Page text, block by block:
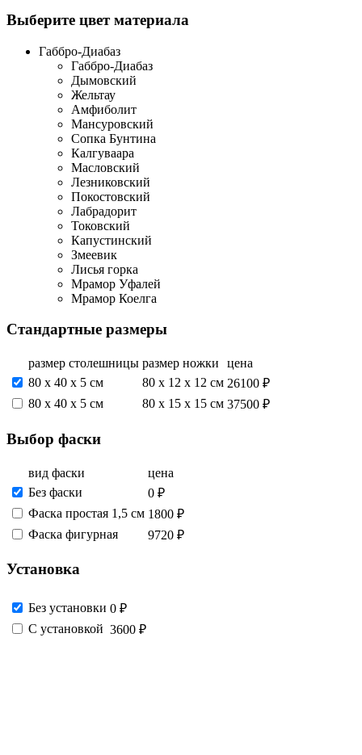
Выберите цвет материала
Габбро-Диабаз
Габбро-Диабаз
Дымовский
Жельтау
Амфиболит
Мансуровский
Сопка Бунтина
Калгуваара
Масловский
Лезниковский
Покостовский
Лабрадорит
Токовский
Капустинский
Змеевик
Лисья горка
Мрамор Уфалей
Мрамор Коелга
Стандартные размеры
размер столешницы размер ножки
цена
80 х 40 х 5 см
80 х 12 х 12 см 26100 ₽
80 х 40 х 5 см
80 х 15 х 15 см 37500 ₽
Выбор фаски
вид фаски
цена
Без фаски
0 ₽
Фаска простая 1,5 см 1800 ₽
Фаска фигурная
9720 ₽
Установка
Без установки 0 ₽
С установкой 3600 ₽